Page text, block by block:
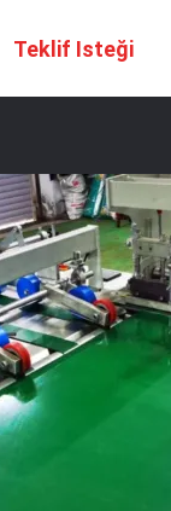
Teklif Isteği